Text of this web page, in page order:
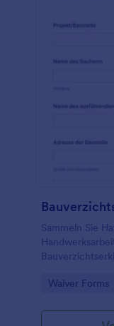
Sammeln Sie
Go to Category:
Waiver Forms